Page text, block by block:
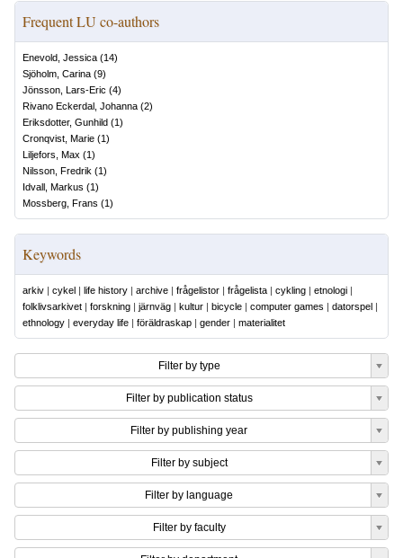
Frequent LU co-authors
Enevold, Jessica (14)
Sjöholm, Carina (9)
Jönsson, Lars-Eric (4)
Rivano Eckerdal, Johanna (2)
Eriksdotter, Gunhild (1)
Cronqvist, Marie (1)
Liljefors, Max (1)
Nilsson, Fredrik (1)
Idvall, Markus (1)
Mossberg, Frans (1)
Keywords
arkiv | cykel | life history | archive | frågelistor | frågelista | cykling | etnologi |
folklivsarkivet | forskning | järnväg | kultur | bicycle | computer games | datorspel |
ethnology | everyday life | föräldraskap | gender | materialitet
Filter by type
Filter by publication status
Filter by publishing year
Filter by subject
Filter by language
Filter by faculty